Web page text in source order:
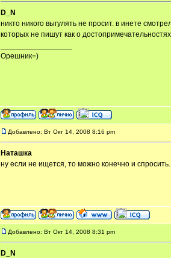
D_N
никто никого выгулять не просит. в инете
которых не пишут как о
Орешник=)
Добавлено: Вт Окт 14, 2008 8:16 pm
Наташка
ну если не ищется, то можно конечно и
Добавлено: Вт Окт 14, 2008 8:31 pm
D_N